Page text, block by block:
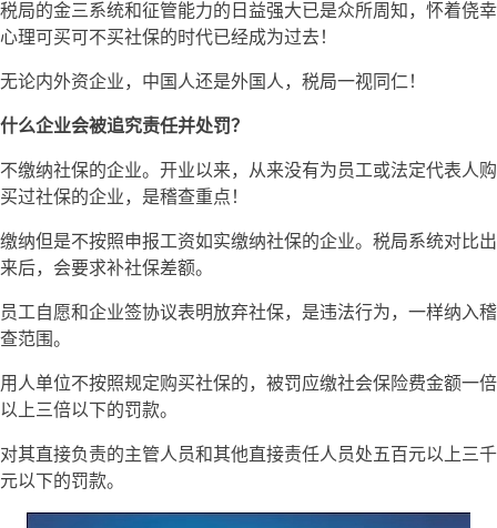
税局的金三系统和征管能力的日益强大已是众所周知，怀着侥幸
心理可买可不买社保的时代已经成为过去！
无论内外资企业，中国人还是外国人，税局一视同仁！
什么企业会被追究责任并处罚？
不缴纳社保的企业。开业以来，从来没有为员工或法定代表人购
买过社保的企业，是稽查重点！
缴纳但是不按照申报工资如实缴纳社保的企业。税局系统对比出
来后，会要求补社保差额。
员工自愿和企业签协议表明放弃社保，是违法行为，一样纳入稽
查范围。
用人单位不按照规定购买社保的，被罚应缴社会保险费金额一倍
以上三倍以下的罚款。
对其直接负责的主管人员和其他直接责任人员处五百元以上三千
元以下的罚款。